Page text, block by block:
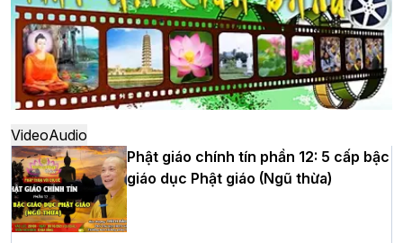
Hà Nội: Ngày tu học cuối cùng khép lại
khóa sinh hoạt Phật pháp mùa hè lần
thứ XIV tại chùa Bằng
Học yêu thương trong ngày tu tập thứ
tư của Khóa sinh hoạt Phật pháp mùa
hè tại chùa Bằng
VideoAudio
Phật giáo chính tín phần 12: 5 cấp bậc
giáo dục Phật giáo (Ngũ thừa)